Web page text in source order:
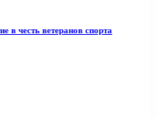
в честь ветеранов спорта